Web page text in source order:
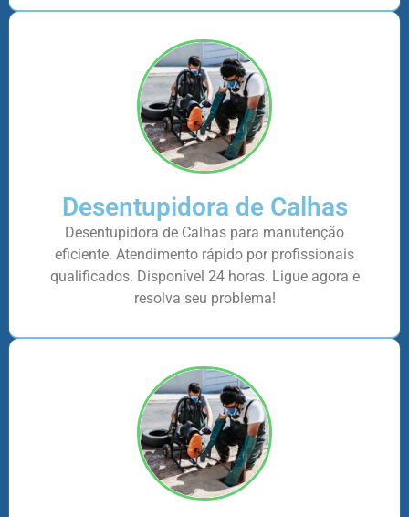
Desentupidora de Calhas
Desentupidora de Calhas para manutenção
eficiente. Atendimento rápido por profissionais
qualificados. Disponível 24 horas. Ligue agora e
resolva seu problema!